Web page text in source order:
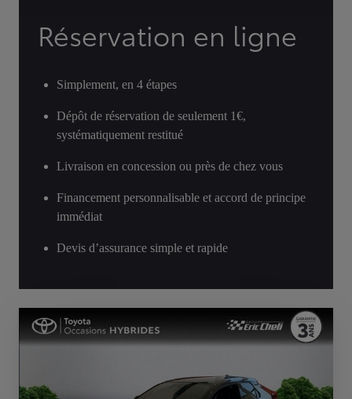
Réservation en ligne
Simplement, en 4 étapes
Dépôt de réservation de seulement 1€,
systématiquement restitué
Livraison en concession ou près de chez vous
Financement personnalisable et accord de principe
immédiat
Devis d’assurance simple et rapide